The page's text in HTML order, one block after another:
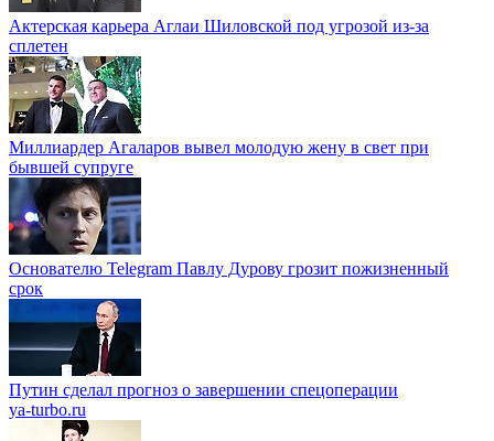
Актерская карьера Аглаи Шиловской под угрозой из-за
сплетен
Миллиардер Агаларов вывел молодую жену в свет при
бывшей супруге
Основателю Telegram Павлу Дурову грозит пожизненный
срок
Путин сделал прогноз о завершении спецоперации
ya-turbo.ru